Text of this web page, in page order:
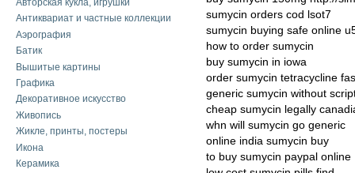
Авторская кукла, игрушки
Антиквариат и частные коллекции
Аэрография
Батик
Вышитые картины
Графика
Декоративное искусство
Живопись
Жикле, принты, постеры
Икона
Керамика
sumycin orders cod lsot7
sumycin buying safe online
how to order sumycin
buy sumycin in iowa
order sumycin tetracycline
generic sumycin without
cheap sumycin legally
whn will sumycin go generic
online india sumycin buy
to buy sumycin paypal online